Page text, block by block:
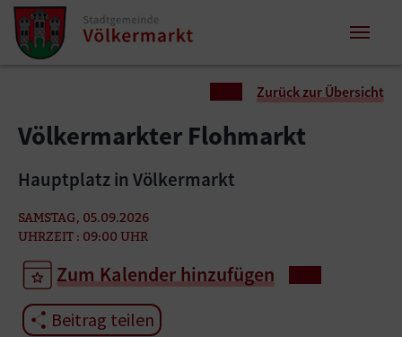
Zum Inhalt springen
Zum Seitenende springen
Zurück zur Übersicht
Völkermarkter Flohmarkt
Hauptplatz in Völkermarkt
SAMSTAG, 05.09.2026
UHRZEIT : 09:00 UHR
Zum Kalender hinzufügen
Beitrag teilen